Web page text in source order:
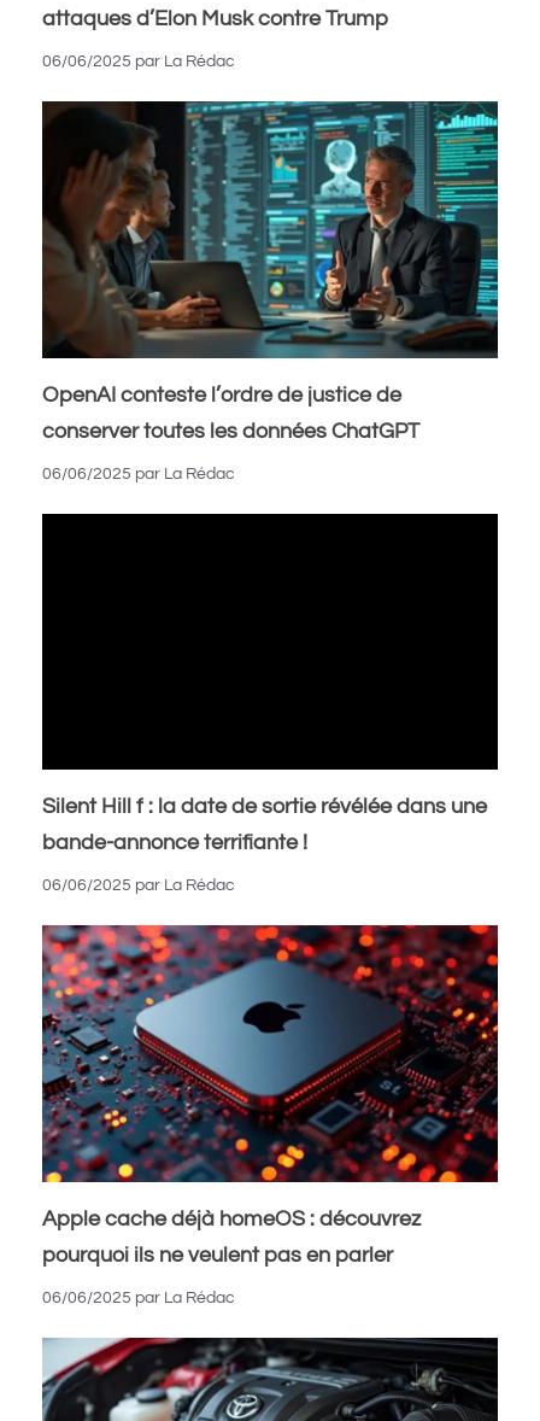
attaques d’Elon Musk contre Trump
06/06/2025 par La Rédac
OpenAI conteste l’ordre de justice de
conserver toutes les données ChatGPT
06/06/2025 par La Rédac
Silent Hill f : la date de sortie révélée dans une
bande-annonce terrifiante !
06/06/2025 par La Rédac
Apple cache déjà homeOS : découvrez
pourquoi ils ne veulent pas en parler
06/06/2025 par La Rédac